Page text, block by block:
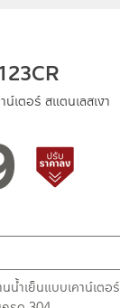
เตอร์ สแตนเลสเงา
น้ำเย็นแบบเคาน์เตอร์